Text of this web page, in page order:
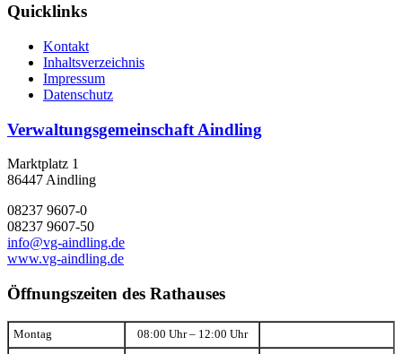
Quicklinks
Kontakt
Inhaltsverzeichnis
Impressum
Datenschutz
Verwaltungsgemeinschaft Aindling
Marktplatz 1
86447 Aindling
08237 9607-0
08237 9607-50
info@vg-aindling.de
www.vg-aindling.de
Öffnungszeiten des Rathauses
Montag 08:00 Uhr – 12:00 Uhr